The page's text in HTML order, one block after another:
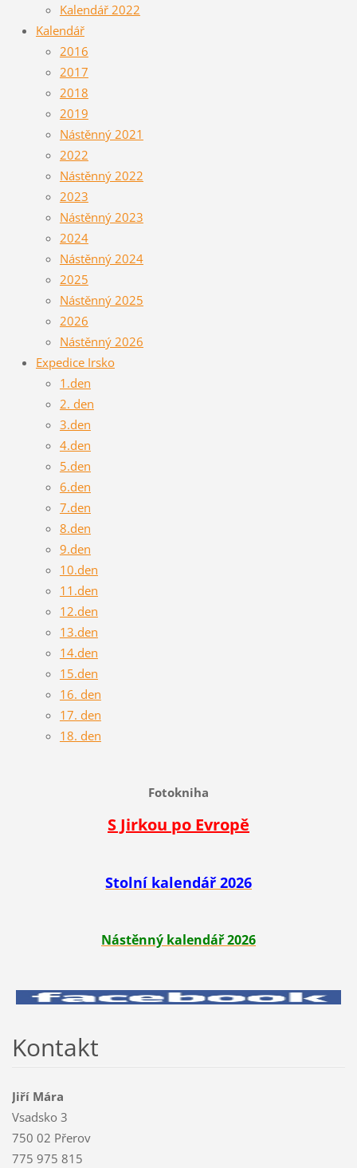
Kalendář 2022
Kalendář
2016
2017
2018
2019
Nástěnný 2021
2022
Nástěnný 2022
2023
Nástěnný 2023
2024
Nástěnný 2024
2025
Nástěnný 2025
2026
Nástěnný 2026
Expedice Irsko
1.den
2. den
3.den
4.den
5.den
6.den
7.den
8.den
9.den
10.den
11.den
12.den
13.den
14.den
15.den
16. den
17. den
18. den
Fotokniha
S Jirkou po Evropě
Stolní kalendář 2026
Nástěnný kalendář 2026
Kontakt
Jiří Mára
Vsadsko 3
750 02 Přerov
775 975 815